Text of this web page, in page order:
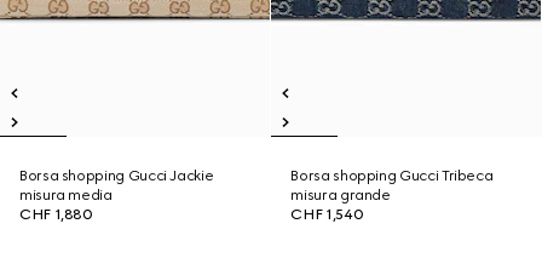
Borsa shopping Gucci Jackie
misura media
CHF 1,880
Borsa shopping Gucci Tribeca
misura grande
CHF 1,540